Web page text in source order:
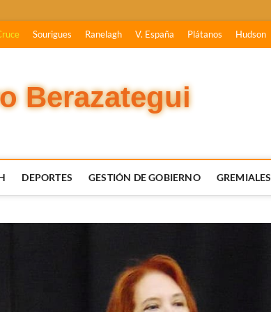
Sourigues Ranelagh V. España Plátanos Hudson
Berazategui
DEPORTES GESTIÓN DE GOBIERNO GREMIALES